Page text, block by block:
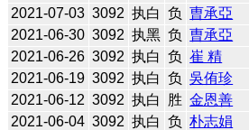
2021-07-03 3092 执白 负 曺承亞
2021-06-30 3092 执黑 负 曺承亞
2021-06-26 3092 执白 负 崔 精
2021-06-19 3092 执白 负 吳侑珍
2021-06-12 3092 执白 胜 金恩善
2021-06-04 3092 执白 负 朴志娟